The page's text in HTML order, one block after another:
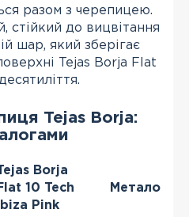
разом з черепицею.
стійкий до вицвітання
шар, який зберігає
Tejas Borja Flat
Tejas Borja:
Borja
10 Tech
Ibiza Pink